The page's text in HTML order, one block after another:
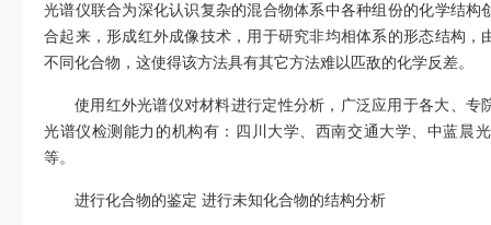
光谱仪联合为深化认识复杂的混合物体系中各种组份的化学结
合起来，形成红外成像技术，用于研究非均相体系的形态结构
不同化合物，这使得该方法具有其它方法难以匹敌的化学反差。
使用红外光谱仪对材料进行定性分析，广泛应用于各大、专
光谱仪检测能力的机构有：四川大学、西南交通大学、中蓝晨
等。
进行化合物的鉴定 进行未知化合物的结构分析